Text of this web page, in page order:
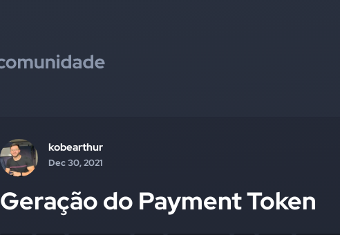
kobearthur
Dec 30, 2021
Geração do Payment Token